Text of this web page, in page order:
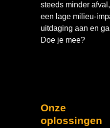
steeds minder
een lage milieu-
uitdaging aan en
Doe je mee?
Onze
oplossingen